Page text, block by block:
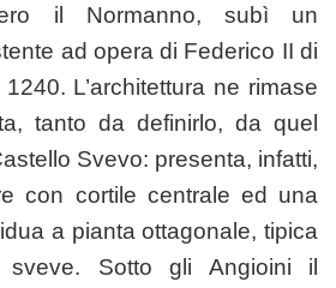
il Normanno, subì un
ad opera di Federico II di
L’architettura ne rimase
tanto da definirlo, da quel
Svevo: presenta, infatti,
con cortile centrale ed una
a pianta ottagonale, tipica
sveve. Sotto gli Angioini il